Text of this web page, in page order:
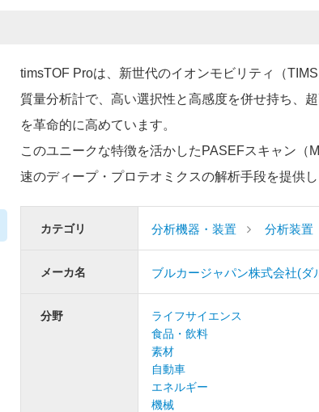
timsTOF Proは、新世代のイオンモビリティ（
質量分析計で、高い選択性と高感度を併せ持ち、
を革命的に高めています。
このユニークな特徴を活かしたPASEFスキャン（
速のディープ・プロテオミクスの解析手段を提供し
カテゴリ 分析機器・装置 分析装置
メーカ名 ブルカージャパン株式会社(ダ
分野
ライフサイエンス
食品・飲料
素材
自動車
エネルギー
機械